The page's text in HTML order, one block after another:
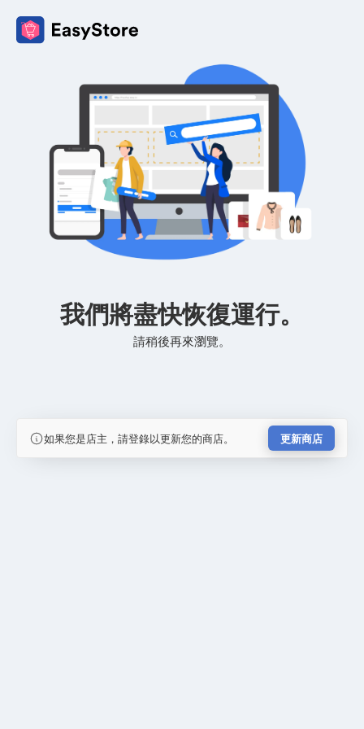
我們將盡快恢復運行。
請稍後再來瀏覽。
如果您是店主，請登錄以更新您的商店。 更新商店